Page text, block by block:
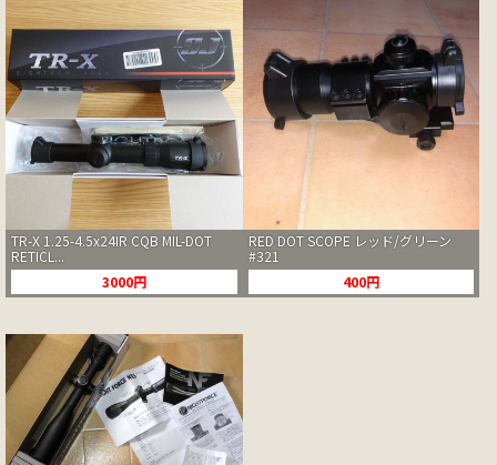
TR-X 1.25-4.5x24IR CQB MIL-DOT
RETICL...
3000円
RED DOT SCOPE レッド/グリーン
#321
400円